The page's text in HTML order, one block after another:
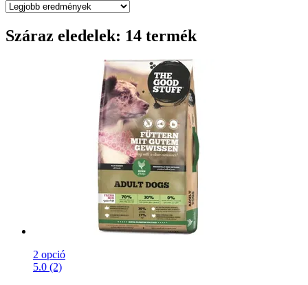
Száraz eledelek: 14 termék
2 opció
5.0 (2)